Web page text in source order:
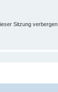
Sitzung verbergen